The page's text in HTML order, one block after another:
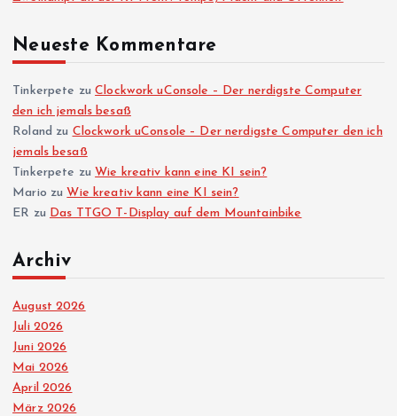
Neueste Kommentare
Tinkerpete zuClockwork uConsole – Der nerdigste Computer
den ich jemals besaß
Roland zu Clockwork uConsole – Der nerdigste Computer den ich
jemals besaß
Tinkerpete zuWie kreativ kann eine KI sein?
Mario zuWie kreativ kann eine KI sein?
ER zu Das TTGO T-Display auf dem Mountainbike
Archiv
August 2026
Juli 2026
Juni 2026
Mai 2026
April 2026
März 2026